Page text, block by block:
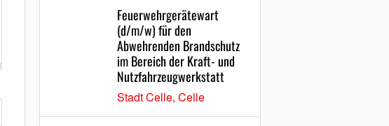
Feuerwehrgerätewart
(d/m/w) für den
Abwehrenden Brandschutz
im Bereich der Kraft- und
Nutzfahrzeugwerkstatt
Stadt Celle, Celle